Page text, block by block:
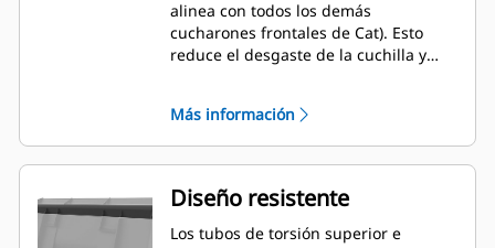
alinea con todos los demás
cucharones frontales de Cat). Esto
reduce el desgaste de la cuchilla y
pueden ser más fáciles de calibrar
desde la cabina.
Más información
Diseño resistente
Los tubos de torsión superior e